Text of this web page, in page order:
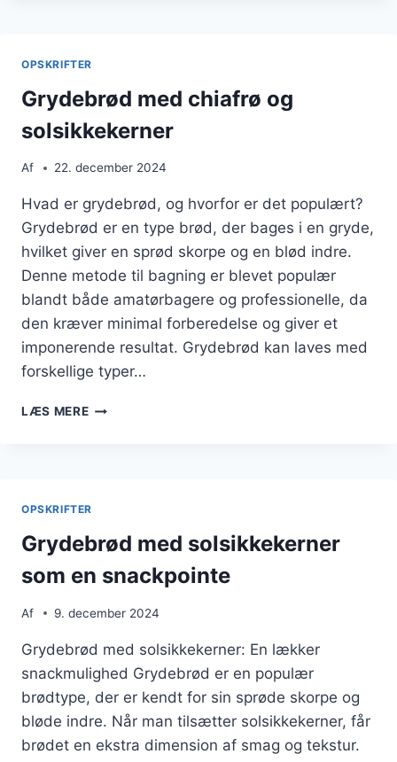
OPSKRIFTER
Grydebrød med chiafrø og
solsikkekerner
Af 22. december 2024
Hvad er grydebrød, og hvorfor er det populært?
Grydebrød er en type brød, der bages i en gryde,
hvilket giver en sprød skorpe og en blød indre.
Denne metode til bagning er blevet populær
blandt både amatørbagere og professionelle, da
den kræver minimal forberedelse og giver et
imponerende resultat. Grydebrød kan laves med
forskellige typer…
LÆS MEREGRYDEBRØD
OPSKRIFTER
Grydebrød med solsikkekerner
som en snackpointe
Af 9. december 2024
Grydebrød med solsikkekerner: En lækker
snackmulighed Grydebrød er en populær
brødtype, der er kendt for sin sprøde skorpe og
bløde indre. Når man tilsætter solsikkekerner, får
brødet en ekstra dimension af smag og tekstur.